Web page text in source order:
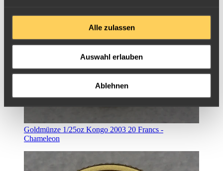
Alle zulassen
Auswahl erlauben
Ablehnen
Goldmünze 1/25oz Kongo 2003 20 Francs -
Chameleon